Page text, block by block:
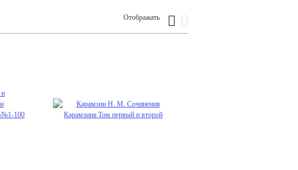
Отображать